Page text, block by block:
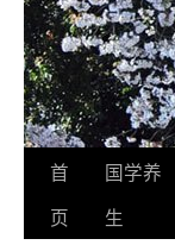
跳首
页
国学养
生